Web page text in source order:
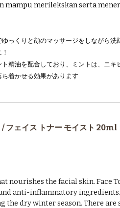
mampu merilekskan serta
ゆっくりと顔のマッサージをしながら
精油を配合しており、
ミントは、ニキ
着かせる効果があります
/フェイス トナー モイスト 20ml
nourishes the facial skin. Face
anti-inflammatory
the dry winter season. There are